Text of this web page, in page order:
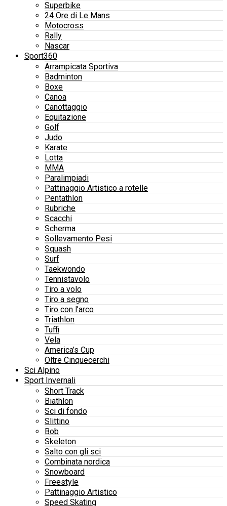
Superbike
24 Ore di Le Mans
Motocross
Rally
Nascar
Sport360
Arrampicata Sportiva
Badminton
Boxe
Canoa
Canottaggio
Equitazione
Golf
Judo
Karate
Lotta
MMA
Paralimpiadi
Pattinaggio Artistico a rotelle
Pentathlon
Rubriche
Scacchi
Scherma
Sollevamento Pesi
Squash
Surf
Taekwondo
Tennistavolo
Tiro a volo
Tiro a segno
Tiro con l’arco
Triathlon
Tuffi
Vela
America’s Cup
Oltre Cinquecerchi
Sci Alpino
Sport Invernali
Short Track
Biathlon
Sci di fondo
Slittino
Bob
Skeleton
Salto con gli sci
Combinata nordica
Snowboard
Freestyle
Pattinaggio Artistico
Speed Skating